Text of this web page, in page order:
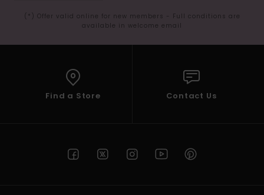
(*) Offer valid online for new members - Full conditions are
available in welcome email
Find a Store Contact Us